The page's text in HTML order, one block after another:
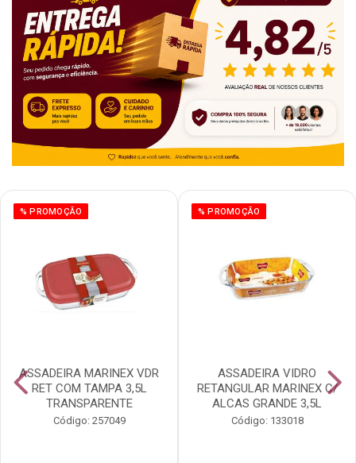
% PROMOÇÃO
ASSADEIRA MARINEX VDR
RET COM TAMPA 3,5L
TRANSPARENTE
Código: 257049
% PROMOÇÃO
ASSADEIRA VIDRO
RETANGULAR MARINEX C/
ALCAS GRANDE 3,5L
Código: 133018